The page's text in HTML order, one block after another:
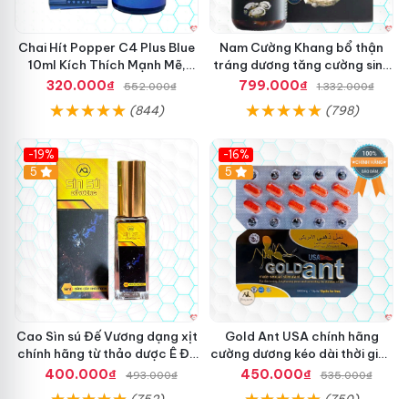
Chai Hít Popper C4 Plus Blue
10ml Kích Thích Mạnh Mẽ,
Sảng Khoái
320.000₫ 552.000₫
(844)
Nam Cường Khang bổ thận
tráng dương tăng cường sinh
lực nam
799.000₫ 1.332.000₫
(798)
-19%
5
Cao Sìn sú Đế Vương dạng xịt
chính hãng từ thảo dược Ê Đê
Việt Nam
400.000₫ 493.000₫
-16%
5
Gold Ant USA chính hãng
cường dương kéo dài thời gian
- Kiến Vàng Đen Tây Tạng
450.000₫ 535.000₫